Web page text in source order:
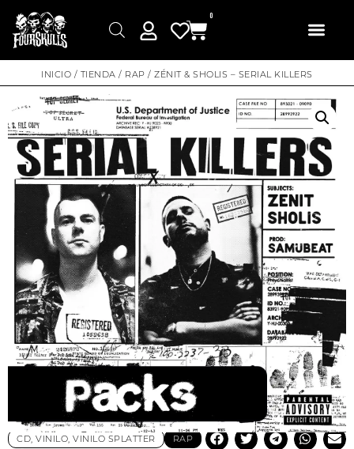
0
INICIO / TIENDA / RAP / ZÉNIT & SHOLIS – SERIAL KILLERS
CD, VINILO, VINILO SPLATTER RAP